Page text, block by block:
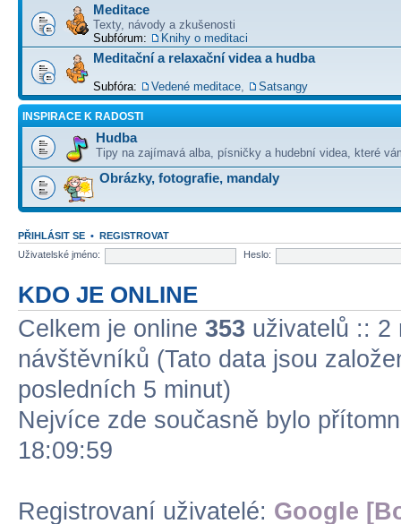
Meditace
Texty, návody a zkušenosti
Subfórum:
Knihy o meditaci
Meditační a relaxační videa a hudba
Subfóra: Vedené meditace Satsangy
INSPIRACE K RADOSTI
Hudba
Tipy na zajímavá alba, písničky a hudební videa, které
Obrázky, fotografie, mandaly
PŘIHLÁSIT SE • REGISTROVAT
Uživatelské jméno:
Heslo:
KDO JE ONLINE
Celkem je online 353 uživatelů :: 2
návštěvníků (Tato data jsou
posledních 5 minut)
Nejvíce zde současně bylo
18:09:59
Registrovaní uživatelé: Google